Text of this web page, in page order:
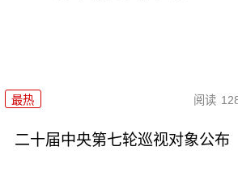
最热 阅读
二十届中央第七轮巡视对象公布